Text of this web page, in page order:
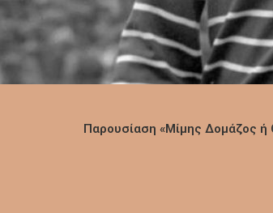
Παρουσίαση «Μίμης Δομάζος